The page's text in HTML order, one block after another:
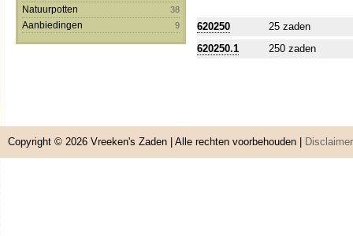
Natuurpotten 38
Aanbiedingen 9 620250
25 zaden
620250.1
250 zaden
Copyright © 2026 Vreeken's Zaden | Alle rechten voorbehouden | Disclaimer